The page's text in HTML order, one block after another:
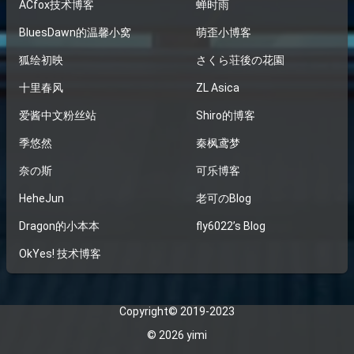
ACfox技术博客 蝉时雨
BluesDawn的温馨小窝 萌歪小博客
狐绘初映 さくら荘後の花園
十里春风 ZL Asica
爱酱中文粉丝站 Shiro的博客
季悠然 秦枫鸢梦
奈の斯 可乐博客
HeheJun 老可のBlog
Dragon的小本本 fly6022’s Blog
OkYes! 技术博客
Copyright© 2019-2023
© 2026 yimi